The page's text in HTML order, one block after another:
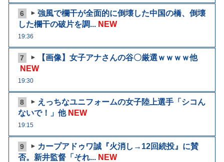
6
強風で欄干が全面的に倒壊した中国の橋、倒壊
した欄干の破片を調... NEW
19:36
7
【画像】女子アナさんの谷〇厳選ｗｗｗｗ他
NEW
19:30
8
えっちなユニフォームの女子陸上選手「シコん
ないで！」他 NEW
19:15
9
カープアドゥワ誠『火消し→12回続投』に賛
否。新井監督「それ... NEW